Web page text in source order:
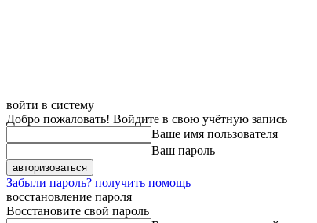
войти в систему
Добро пожаловать! Войдите в свою учётную запись
Ваше имя пользователя
Ваш пароль
Забыли пароль? получить помощь
восстановление пароля
Восстановите свой пароль